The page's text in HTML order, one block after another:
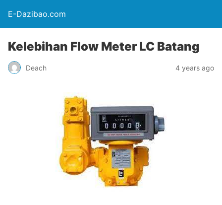
E-Dazibao.com
Kelebihan Flow Meter LC Batang
Deach 4 years ago